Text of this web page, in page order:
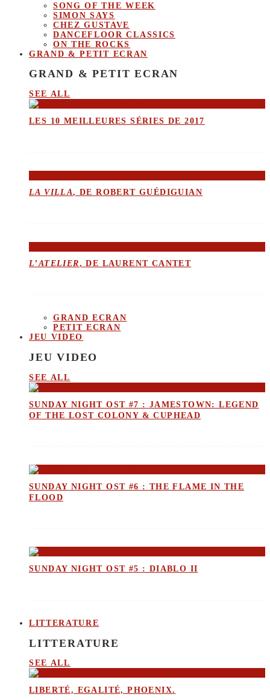
SONG OF THE WEEK
SIMON SAYS
CHEZ GUSTAVE
DANCEFLOOR CLASSICS
ON THE ROCKS
GRAND & PETIT ECRAN
GRAND & PETIT ECRAN
SEE ALL
LES 10 MEILLEURES SÉRIES DE 2017
LA VILLA, DE ROBERT GUÉDIGUIAN
L’ATELIER, DE LAURENT CANTET
GRAND ECRAN
PETIT ECRAN
JEU VIDEO
JEU VIDEO
SEE ALL
SUNDAY NIGHT OST #7 : JAMESTOWN: LEGEND
OF THE LOST COLONY & CUPHEAD
SUNDAY NIGHT OST #6 : THE FLAME IN THE
FLOOD
SUNDAY NIGHT OST #5 : DIABLO II
LITTERATURE
LITTERATURE
SEE ALL
LIBERTÉ, EGALITÉ, PHOENIX.